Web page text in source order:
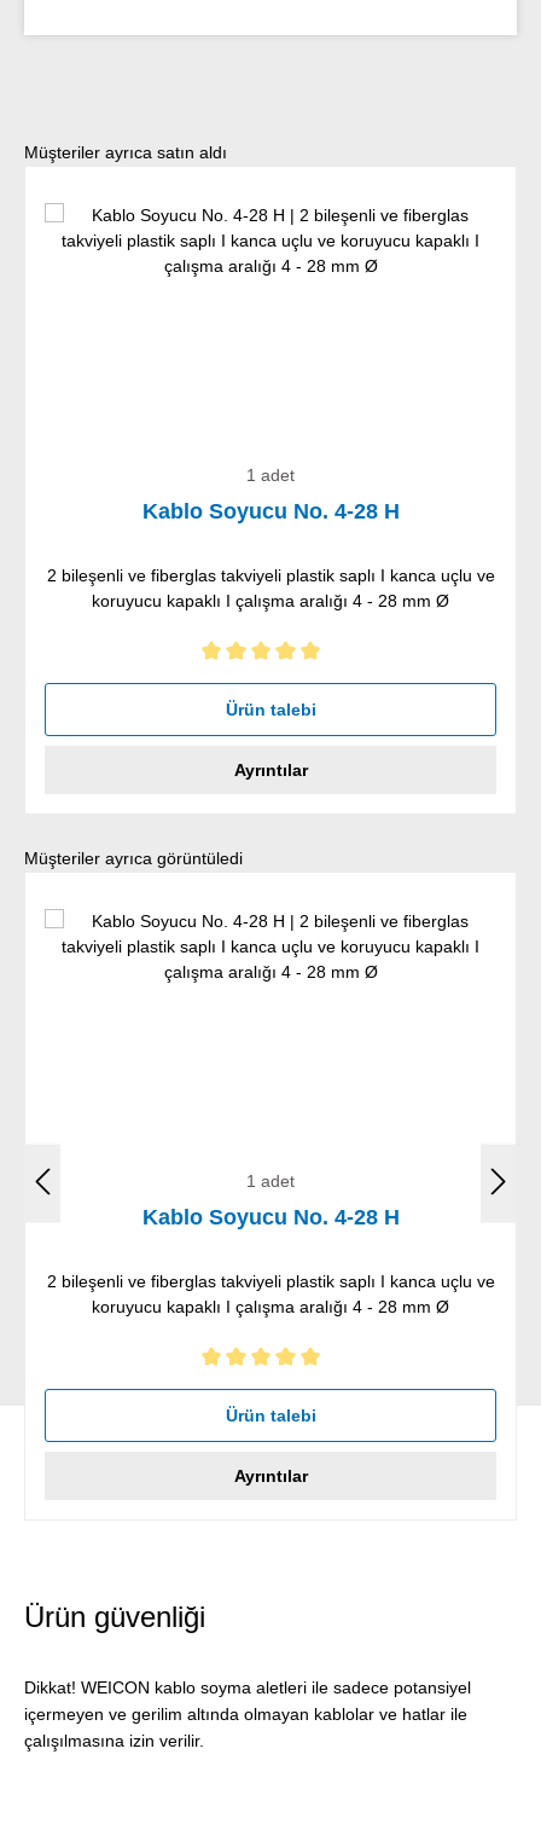
Ürün galerisini atla
Müşteriler ayrıca satın aldı
1 adet
Kablo Soyucu No. 4-28 H
2 bileşenli ve fiberglas takviyeli plastik saplı I kanca uçlu ve
koruyucu kapaklı I çalışma aralığı 4 - 28 mm Ø
5 yıldız üzerinden 5 ortalama puanı
Ürün talebi
Ayrıntılar
Ürün galerisini atla
Müşteriler ayrıca görüntüledi
1 adet
Kablo Soyucu No. 4-28 H
2 bileşenli ve fiberglas takviyeli plastik saplı I kanca uçlu ve
koruyucu kapaklı I çalışma aralığı 4 - 28 mm Ø
5 yıldız üzerinden 5 ortalama puanı
Ürün talebi
Ayrıntılar
Ürün güvenliği
Dikkat! WEICON kablo soyma aletleri ile sadece potansiyel
içermeyen ve gerilim altında olmayan kablolar ve hatlar ile
çalışılmasına izin verilir.